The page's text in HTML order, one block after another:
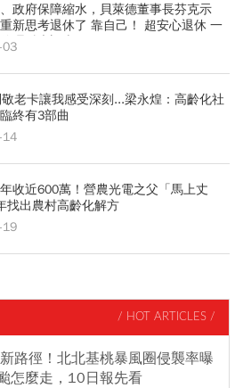
政府保障縮水，貝萊德董事長芬克示
新思考退休了 靠自己！ 超安心退休 一
理財大調查
03
老卡讓我感受深刻...梁永煌：高齡化社
終有3部曲
14
收近600萬！營農光電之父「馬上丈
找出農村高齡化解方
19
/ HOT ARTICLES /
路徑！北北基桃暴風圈侵襲率曝
怎麼走，10日報先看